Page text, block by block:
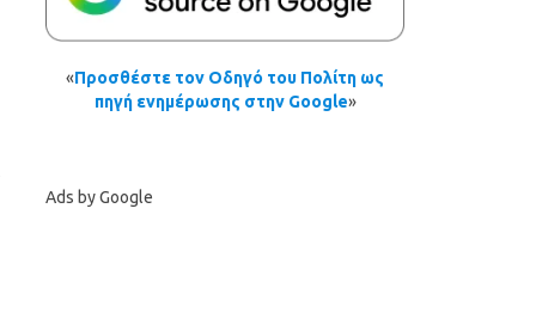
«Προσθέστε τον Οδηγό του Πολίτη ως
πηγή ενημέρωσης στην Google»
Ads by Google